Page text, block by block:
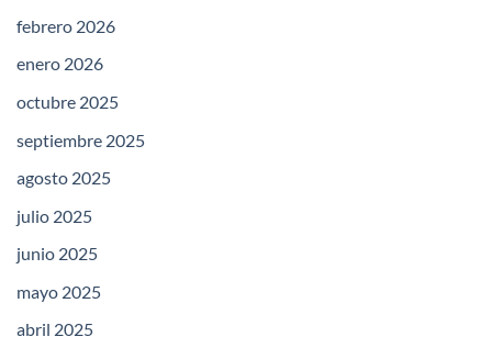
febrero 2026
enero 2026
octubre 2025
septiembre 2025
agosto 2025
julio 2025
junio 2025
mayo 2025
abril 2025